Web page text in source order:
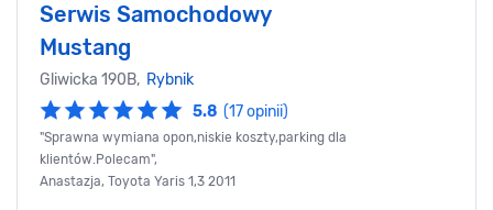
Serwis Samochodowy
Mustang
Gliwicka 190B, Rybnik
5.8 (17 opinii)
"Sprawna wymiana opon,niskie koszty,parking dla
klientów.Polecam",
Anastazja, Toyota Yaris 1,3 2011